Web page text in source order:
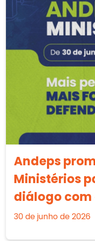
Andeps
Ministérios
diálogo com
30 de junho de 2026